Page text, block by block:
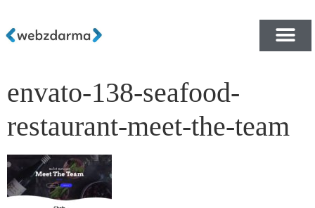
envato-138-seafood-
restaurant-meet-the-team